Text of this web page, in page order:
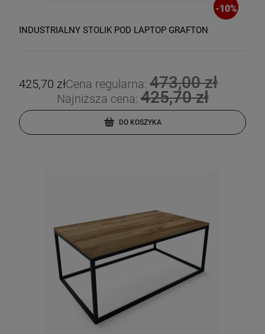
-10%
INDUSTRIALNY STOLIK POD LAPTOP GRAFTON
425,70 złCena regularna: 473,00 zł
Najniższa cena:425,70 zł
DO KOSZYKA